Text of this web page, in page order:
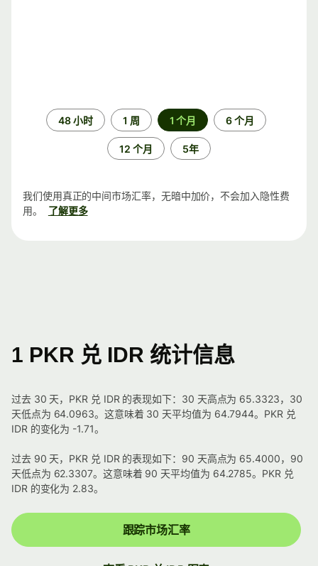
48 小时 1 周 1 个月 6 个月
12 个月 5年
我们使用真正的中间市场汇率，无暗中加价，不会加入隐性费
用。
了解更多
1 PKR 兑 IDR 统计信息
过去 30 天，PKR 兑 IDR 的表现如下：30 天高点为 65.3323，30
天低点为 64.0963。这意味着 30 天平均值为 64.7944。PKR 兑
IDR 的变化为 -1.71。
过去 90 天，PKR 兑 IDR 的表现如下：90 天高点为 65.4000，90
天低点为 62.3307。这意味着 90 天平均值为 64.2785。PKR 兑
IDR 的变化为 2.83。
跟踪市场汇率